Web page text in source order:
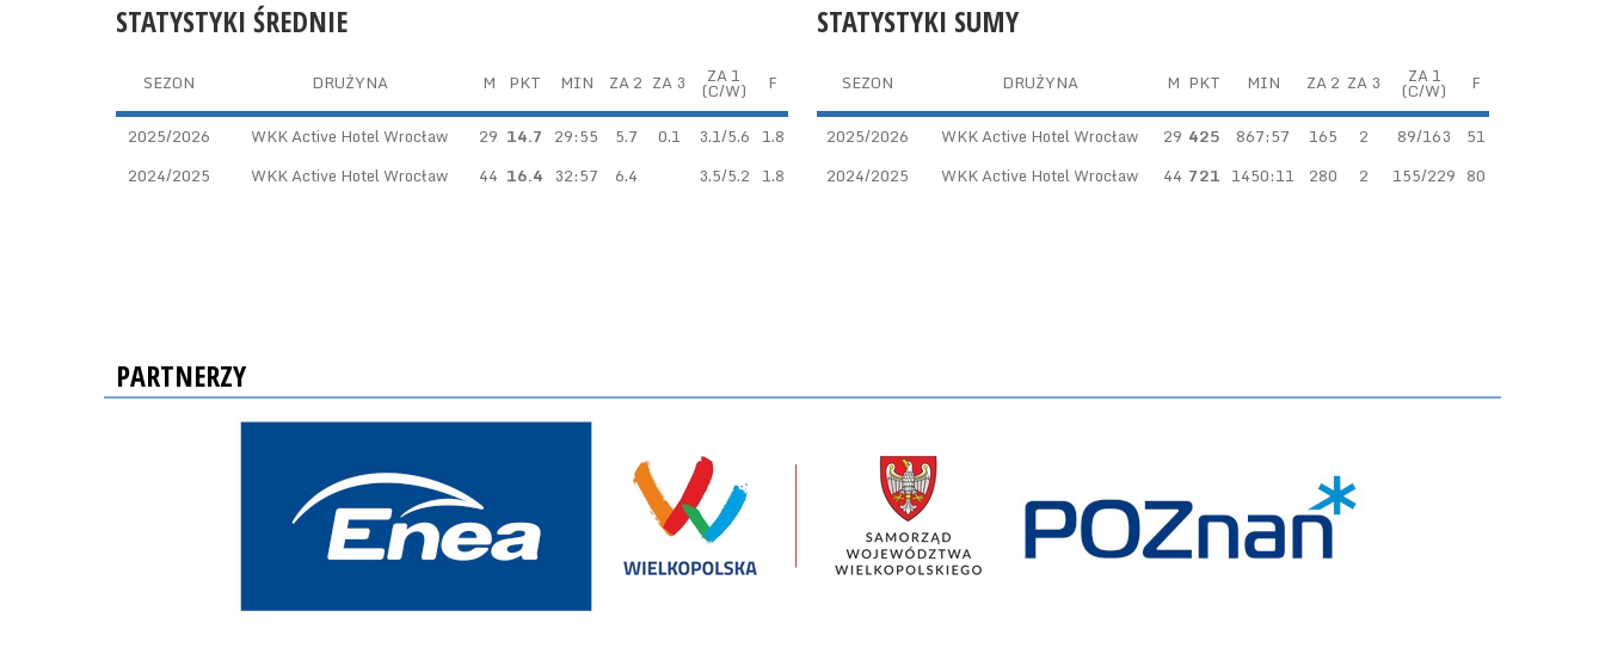
STATYSTYKI SUMY
SEZON DRUŻYNA M PKT MIN ZA 2 ZA 3 ZA 1
(C/W) F
2025/2026 WKK Active Hotel Wrocław 29 425 867:57 165 2 89/163
51
2024/2025
WKK Active Hotel Wrocław 44 721 1450:11 280 2 155/229 80
STATYSTYKI ŚREDNIE
SEZON DRUŻYNA M PKT MIN ZA 2 ZA 3 ZA 1
(C/W) F
2025/2026 WKK Active Hotel Wrocław 29 14.7 29:55 5.7 0.1 3.1/5.6 1.8
2024/2025
WKK Active Hotel Wrocław 44 16.4 32:57 6.4 3.5/5.2 1.8
PARTNERZY